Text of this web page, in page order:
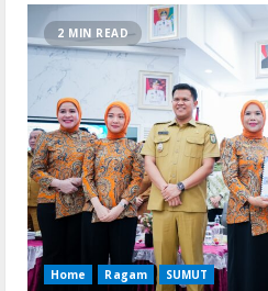
pada
Peringatan
Hari
Kartini,
Ketua
MTMD
Ajak
Perempuan
Sergai
Menjadi
Sosok
yang
Religius
dan
Inspiratif
2 MIN READ
Home Ragam SUMUT